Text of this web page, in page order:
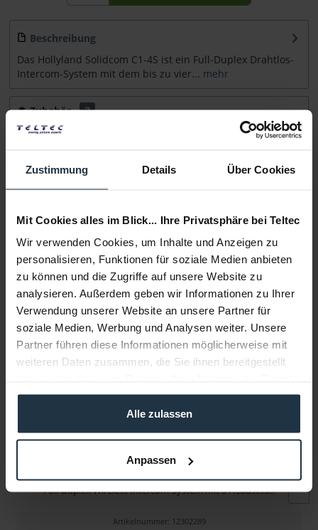
Zustimmung Details Über Cookies
Mit Cookies alles im Blick... Ihre Privatsphäre bei Teltec
Wir verwenden Cookies, um Inhalte und Anzeigen zu
personalisieren, Funktionen für soziale Medien anbieten
zu können und die Zugriffe auf unsere Website zu
analysieren. Außerdem geben wir Informationen zu Ihrer
Verwendung unserer Website an unsere Partner für
soziale Medien, Werbung und Analysen weiter. Unsere
Partner führen diese Informationen möglicherweise mit
weiteren Daten zusammen, die Sie ihnen bereitgestellt
gesammelt haben.
Alle zulassen
Anpassen
Beschreibung
Das Hollyland Solidcom C1-4S ist ein Full-Duplex Drahtlos-
Intercom-System mit dem bis zu vier... mehr
Zubehör
7
Zubehör und Empfehlungen
Beratung
Medien
Infos zu Hersteller & Produktsicherheit
Folgende Infos zum Hersteller sind verfübar...... mehr
Weitere Artikel von Hollyland ansehen
Hollyland Solidcom C1-8S Hub
Full-Duplex Wireless Intercom-System mit 8 Headsets...
Artikelnummer: 12302289